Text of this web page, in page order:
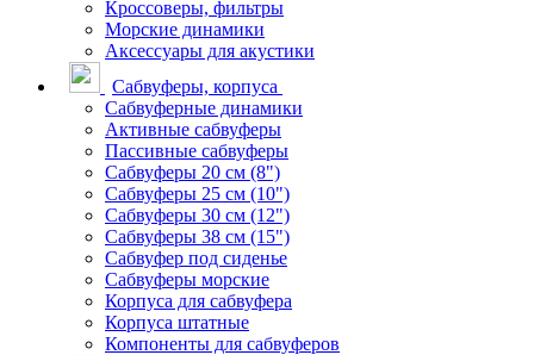
Кроссоверы, фильтры
Морские динамики
Аксессуары для акустики
Сабвуферы, корпуса
Сабвуферные динамики
Активные сабвуферы
Пассивные сабвуферы
Сабвуферы 20 см (8")
Сабвуферы 25 см (10")
Сабвуферы 30 см (12")
Сабвуферы 38 см (15")
Сабвуфер под сиденье
Сабвуферы морские
Корпуса для сабвуфера
Корпуса штатные
Компоненты для сабвуферов